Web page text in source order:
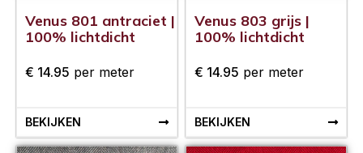
Venus 801 antraciet |
100% lichtdicht
€ 14.95 per meter
BEKIJKEN
Venus 803 grijs |
100% lichtdicht
€ 14.95 per meter
BEKIJKEN